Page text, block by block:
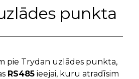
punkta
pie Trydan uzlādes punkta,
RS485 ieejai, kuru atradīsim